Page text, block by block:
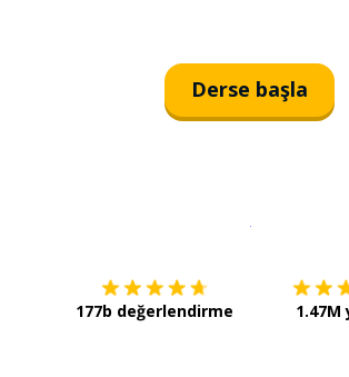
Derse başla
177b değerlendirme 1.47M